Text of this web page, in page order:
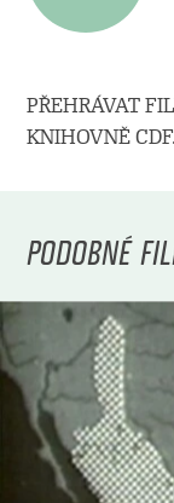
PŘEHRÁVAT
KNIHOVNĚ CDF.
PODOBNÉ